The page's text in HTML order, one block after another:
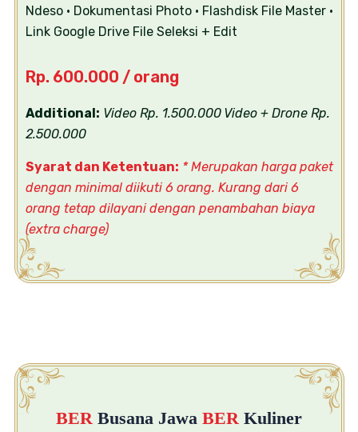
Ndeso• Dokumentasi Photo• Flashdisk File Master•
Link Google Drive File Seleksi + Edit
Rp. 600.000 / orang
Additional: Video Rp. 1.500.000Video + Drone Rp.
2.500.000
Syarat dan Ketentuan: * Merupakan harga paket
dengan minimal diikuti 6 orang. Kurang dari 6
orang tetap dilayani dengan penambahan biaya
(extra charge)
BER Busana Jawa BER Kuliner